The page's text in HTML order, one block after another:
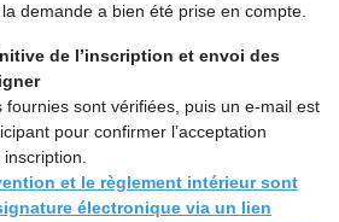
demande a bien été prise en compte.
de l’inscription et envoi des
fournies sont vérifiées, puis un e-mail est
pour confirmer l’acceptation
et le règlement intérieur sont
électronique via un lien